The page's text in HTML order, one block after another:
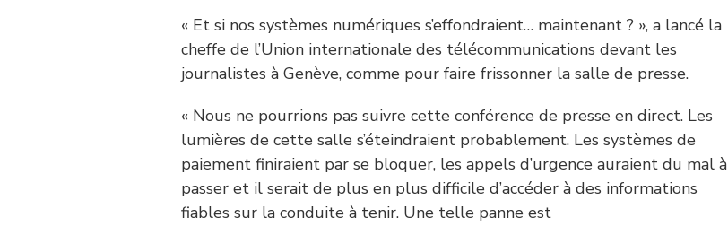
« Et si nos systèmes numériques s’effondraient… maintenant ? », a lancé la
cheffe de l’Union internationale des télécommunications devant les
journalistes à Genève, comme pour faire frissonner la salle de presse.
« Nous ne pourrions pas suivre cette conférence de presse en direct. Les
lumières de cette salle s’éteindraient probablement. Les systèmes de
paiement finiraient par se bloquer, les appels d’urgence auraient du mal à
passer et il serait de plus en plus difficile d’accéder à des informations
fiables sur la conduite à tenir. Une telle panne est